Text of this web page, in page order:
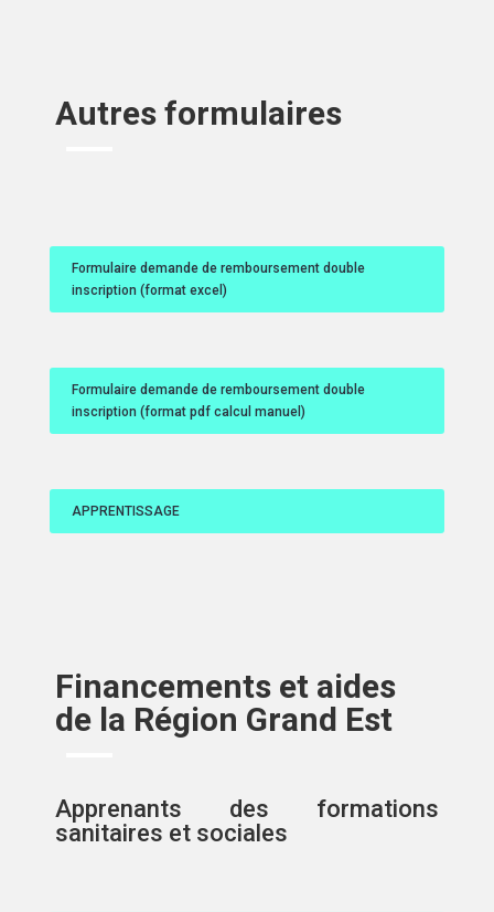
Autres formulaires
Formulaire demande de remboursement double
inscription (format excel)
Formulaire demande de remboursement double
inscription (format pdf calcul manuel)
APPRENTISSAGE
Financements et aides
de la Région Grand Est
Apprenants des formations
sanitaires et sociales